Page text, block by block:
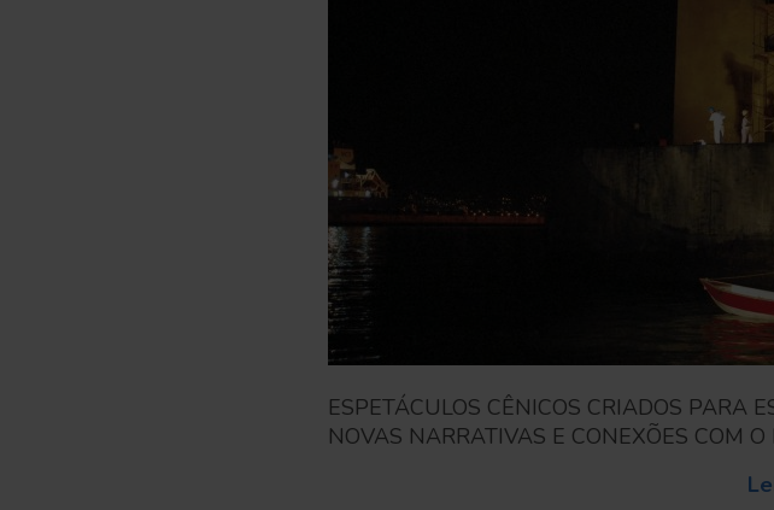
ESPETÁCULOS CÊNICOS CRIADOS PARA
NOVAS NARRATIVAS E CONEXÕES COM O